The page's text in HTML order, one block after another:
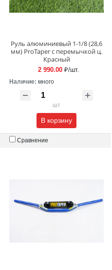
Руль алюминиевый 1-1/8 (28,6
мм) ProTaper c перемычкой ц.
Красный
2 990.00 ₽/шт.
Наличие: много
шт
В корзину
Сравнение